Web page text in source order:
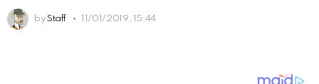
by Staff 11/01/2019, 15:44